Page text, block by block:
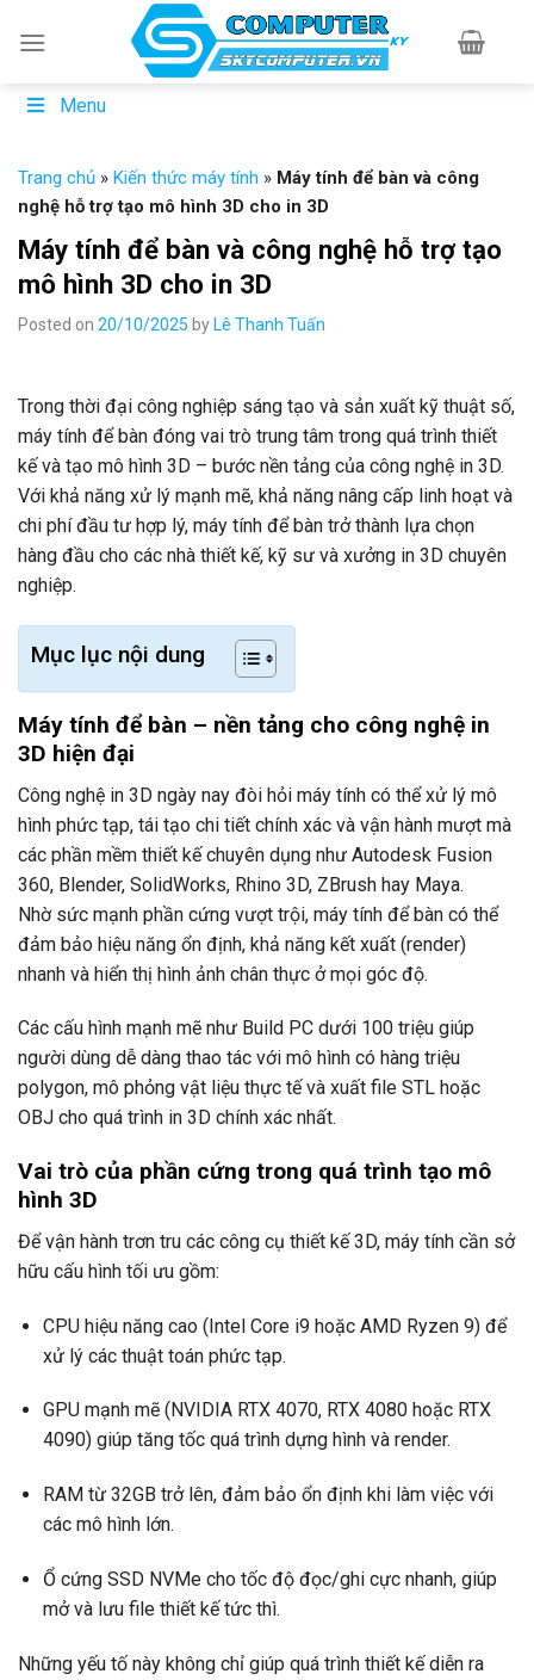
Menu
Trang chủ » Kiến thức máy tính » Máy tính để bàn và công
nghệ hỗ trợ tạo mô hình 3D cho in 3D
Máy tính để bàn và công nghệ hỗ trợ tạo
mô hình 3D cho in 3D
Posted on 20/10/2025 by Lê Thanh Tuấn
Trong thời đại công nghiệp sáng tạo và sản xuất kỹ thuật số,
máy tính để bàn đóng vai trò trung tâm trong quá trình thiết
kế và tạo mô hình 3D – bước nền tảng của công nghệ in 3D.
Với khả năng xử lý mạnh mẽ, khả năng nâng cấp linh hoạt và
chi phí đầu tư hợp lý, máy tính để bàn trở thành lựa chọn
hàng đầu cho các nhà thiết kế, kỹ sư và xưởng in 3D chuyên
nghiệp.
Mục lục nội dung
Máy tính để bàn – nền tảng cho công nghệ in
3D hiện đại
Công nghệ in 3D ngày nay đòi hỏi máy tính có thể xử lý mô
hình phức tạp, tái tạo chi tiết chính xác và vận hành mượt mà
các phần mềm thiết kế chuyên dụng như Autodesk Fusion
360, Blender, SolidWorks, Rhino 3D, ZBrush hay Maya.
Nhờ sức mạnh phần cứng vượt trội, máy tính để bàn có thể
đảm bảo hiệu năng ổn định, khả năng kết xuất (render)
nhanh và hiển thị hình ảnh chân thực ở mọi góc độ.
Các cấu hình mạnh mẽ như Build PC dưới 100 triệu giúp
người dùng dễ dàng thao tác với mô hình có hàng triệu
polygon, mô phỏng vật liệu thực tế và xuất file STL hoặc
OBJ cho quá trình in 3D chính xác nhất.
Vai trò của phần cứng trong quá trình tạo mô
hình 3D
Để vận hành trơn tru các công cụ thiết kế 3D, máy tính cần sở
hữu cấu hình tối ưu gồm:
CPU hiệu năng cao (Intel Core i9 hoặc AMD Ryzen 9) để
xử lý các thuật toán phức tạp.
GPU mạnh mẽ (NVIDIA RTX 4070, RTX 4080 hoặc RTX
4090) giúp tăng tốc quá trình dựng hình và render.
RAM từ 32GB trở lên, đảm bảo ổn định khi làm việc với
các mô hình lớn.
Ổ cứng SSD NVMe cho tốc độ đọc/ghi cực nhanh, giúp
mở và lưu file thiết kế tức thì.
Những yếu tố này không chỉ giúp quá trình thiết kế diễn ra